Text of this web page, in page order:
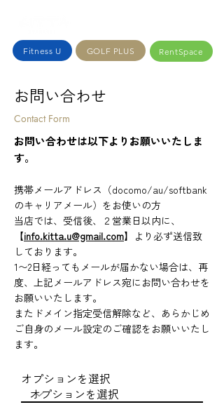
Fitness U GOLF PLUS RentSpace
お問い合わせ
Contact Form
お問い合わせは以下よりお願いいたしま
す。
携帯メールアドレス（docomo/au/softbank
のキャリアメール）をお使いの方
当店では、受信後、２営業日以内に、
【info.kitta.u@gmail.com】より必ず送信致
しております。
1〜2日経ってもメールが届かない場合は、再
度、上記メールアドレス宛にお問い合わせを
お願いいたします。
またドメイン指定受信解除など、あらかじめ
ご自身のメール設定のご確認をお願いいたし
ます。
オプションを選択